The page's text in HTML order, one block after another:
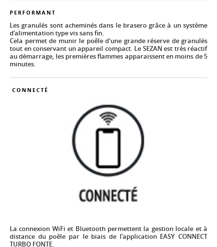
PERFORMANT
Les granulés sont acheminés dans le brasero grâce à un système
d’alimentation type vis sans fin.
Cela permet de munir le poêle d’une grande réserve de granulés
tout en conservant un appareil compact. Le SEZAN est très réactif
au démarrage, les premières flammes apparaissent en moins de 5
minutes.
CONNECTÉ
La connexion WiFi et Bluetooth permettent la gestion locale et à
distance du poêle par le biais de l’application EASY CONNECT
TURBO FONTE.